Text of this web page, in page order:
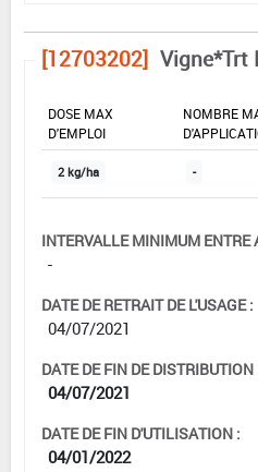
[12703202] Vigne*Trt
DOSE MAX
D'EMPLOI
NOMBRE
2 kg/ha -
INTERVALLE MINIMUM ENTRE
-
DATE DE RETRAIT DE L'USAGE :
04/07/2021
DATE DE FIN DE DISTRIBUTION
04/07/2021
DATE DE FIN D'UTILISATION :
04/01/2022